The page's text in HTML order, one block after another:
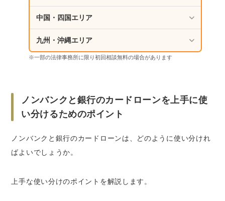
中国・四国エリア
九州・沖縄エリア
※一部の法律事務所に限り初回相談無料の場合があります
ノンバンクと銀行のカードローンを上手に使
い分けるためのポイント
ノンバンクと銀行のカードローンは、どのように使い分けれ
ばよいでしょうか。
上手な使い分けのポイントを解説します。